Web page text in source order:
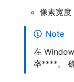
像素宽
Note
在
率****。 确